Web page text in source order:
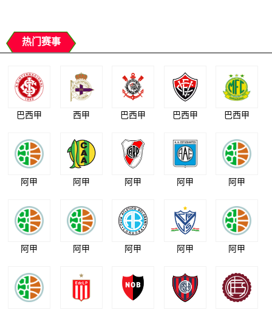
热门赛事
巴西甲 西甲 巴西甲 巴西甲 巴西甲
阿甲 阿甲 阿甲 阿甲 阿甲
阿甲 阿甲 阿甲 阿甲 阿甲